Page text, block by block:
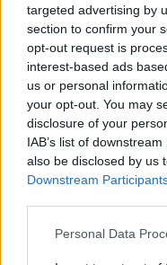
targeted advertising by
section to confirm your
opt-out request is
interest-based ads
us or personal
your opt-out. You may
disclosure of your
IAB’s list of
also be disclosed by us
Downstream
Personal Data